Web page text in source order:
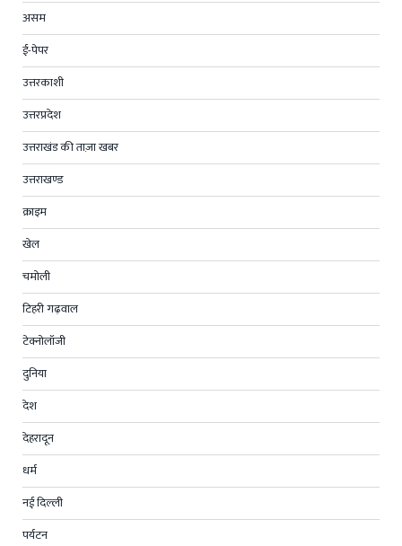
असम
ई-पेपर
उत्तरकाशी
उत्तरप्रदेश
उत्तराखंड की ताज़ा खबर
उत्तराखण्ड
क्राइम
खेल
चमोली
टिहरी गढ़वाल
टेक्नोलॉजी
दुनिया
देश
देहरादून
धर्म
नई दिल्ली
पर्यटन